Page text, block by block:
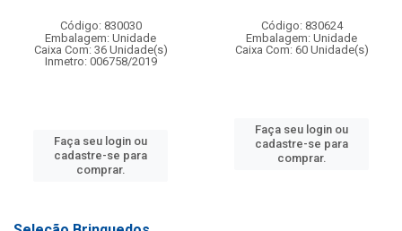
Código: 830030
Embalagem: Unidade
Caixa Com: 36 Unidade(s)
Inmetro: 006758/2019
Faça seu login ou
cadastre-se para
comprar.
Código: 830624
Embalagem: Unidade
Caixa Com: 60 Unidade(s)
Faça seu login ou
cadastre-se para
comprar.